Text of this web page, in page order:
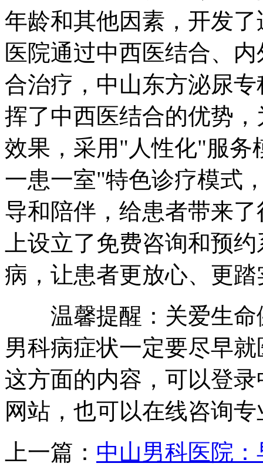
年龄和其他因素，开发
医院通过中西医结合、
合治疗，中山东方泌尿
挥了中西医结合的优势
效果，采用"人性化"服务
一患一室"特色诊疗模式
导和陪伴，给患者带来
上设立了免费咨询和预
病，让患者更放心、更踏
温馨提醒：关爱生命
男科病症状一定要尽早
这方面的内容，可以登
网站，也可以在线咨询
上一篇： 中山男科医院